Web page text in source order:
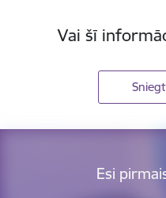
Vai šī
Esi